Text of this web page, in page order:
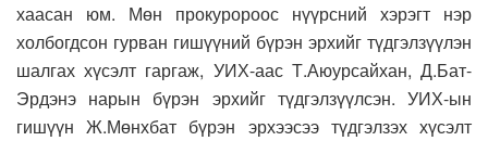
хаасан юм. Мөн прокуророос нүүрсний хэрэгт нэр
холбогдсон гурван гишүүний бүрэн эрхийг түдгэлзүүлэн
шалгах хүсэлт гаргаж, УИХ-аас Т.Аюурсайхан, Д.Бат-
Эрдэнэ нарын бүрэн эрхийг түдгэлзүүлсэн. УИХ-ын
гишүүн Ж.Мөнхбат бүрэн эрхээсээ түдгэлзэх хүсэлт